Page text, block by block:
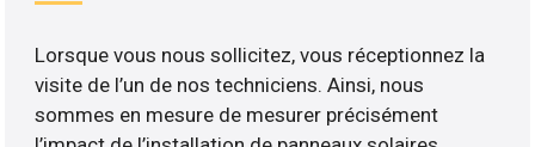
Lorsque vous nous sollicitez, vous réceptionnez la
visite de l’un de nos techniciens. Ainsi, nous
sommes en mesure de mesurer précisément